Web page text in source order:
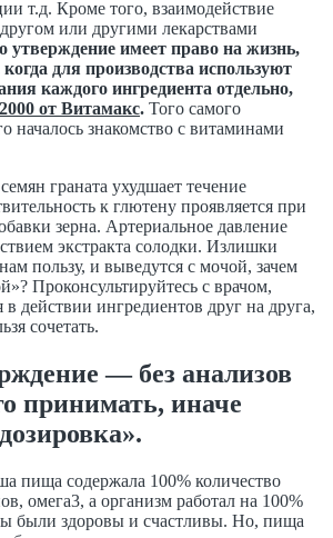
т.д. Кроме того, взаимодействие
или другими лекарствами
утверждение имеет право на жизнь,
для производства используют
каждого ингредиента отдельно,
от Витамакс. Того самого
началось знакомство с витаминами
граната ухудшает течение
к глютену проявляется при
зерна. Артериальное давление
экстракта солодки. Излишки
пользу, и выведутся с мочой, зачем
Проконсультируйтесь с врачом,
в действии ингредиентов друг на друга,
сочетать.
— без анализов
принимать, иначе
пища содержала 100% количество
омега3, а организм работал на 100%
были здоровы и счастливы. Но, пища